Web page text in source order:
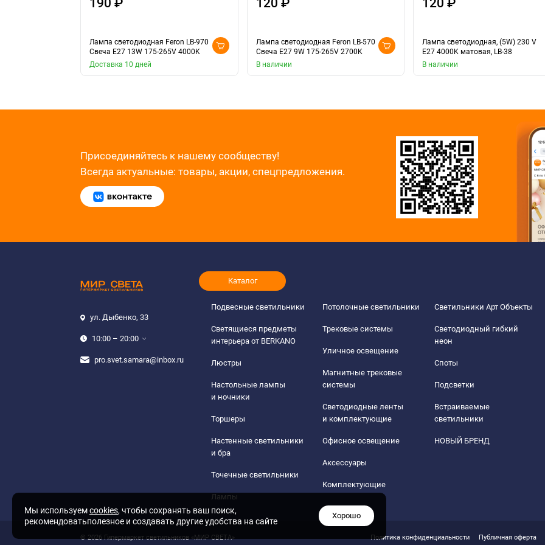
190 ₽
Лампа светодиодная Feron LB-970
Свеча E27 13W 175-265V 4000K
Доставка 10 дней
120 ₽
Лампа светодиодная Feron LB-570
Свеча E27 9W 175-265V 2700K
В наличии
120 ₽
Лампа светодиодная, (5W) 230 V
E27 4000K матовая, LB-38
В наличии
Присоединяйтесь к нашему сообществу!
Всегда актуальные: товары, акции, спецпредложения.
ул. Дыбенко, 33
10:00 – 20:00
pro.svet.samara@inbox.ru
Каталог
Подвесные светильники
Светящиеся предметы
интерьера от BERKANO
Люстры
Настольные лампы
и ночники
Торшеры
Настенные светильники
и бра
Точечные светильники
Лампы
Потолочные светильники
Трековые системы
Уличное освещение
Магнитные трековые
системы
Светодиодные ленты
и комплектующие
Офисное освещение
Аксессуары
Комплектующие
Светильники Арт Объекты
Светодиодный гибкий
неон
Споты
Подсветки
Встраиваемые
светильники
НОВЫЙ БРЕНД
© 2026 Гипермаркет светильников «МИР СВЕТА» Политика конфиденциальности Публичная оферта
Мы используемcookies, чтобы сохранять ваш поиск,
рекомендоватьполезное и создавать другие удобства на сайте
Хорошо